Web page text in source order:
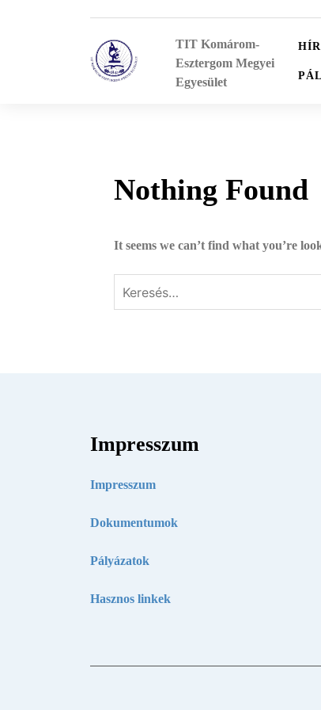
TIT Komárom-
Esztergom Megyei
Egyesület
Nothing Found
It seems we can’t find what you’re
Impresszum
Impresszum
Dokumentumok
Pályázatok
Hasznos linkek